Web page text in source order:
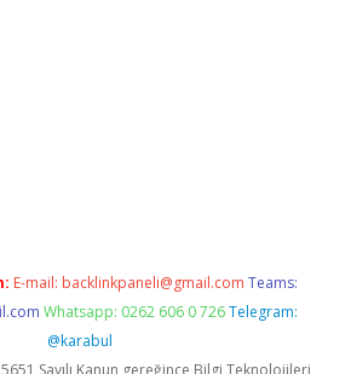
E-mail: backlinkpaneli@gmail.com Teams:
Whatsapp: 0262 606 0 726 Telegram:
@karabul
Sayılı Kanun gereğince Bilgi Teknolojileri